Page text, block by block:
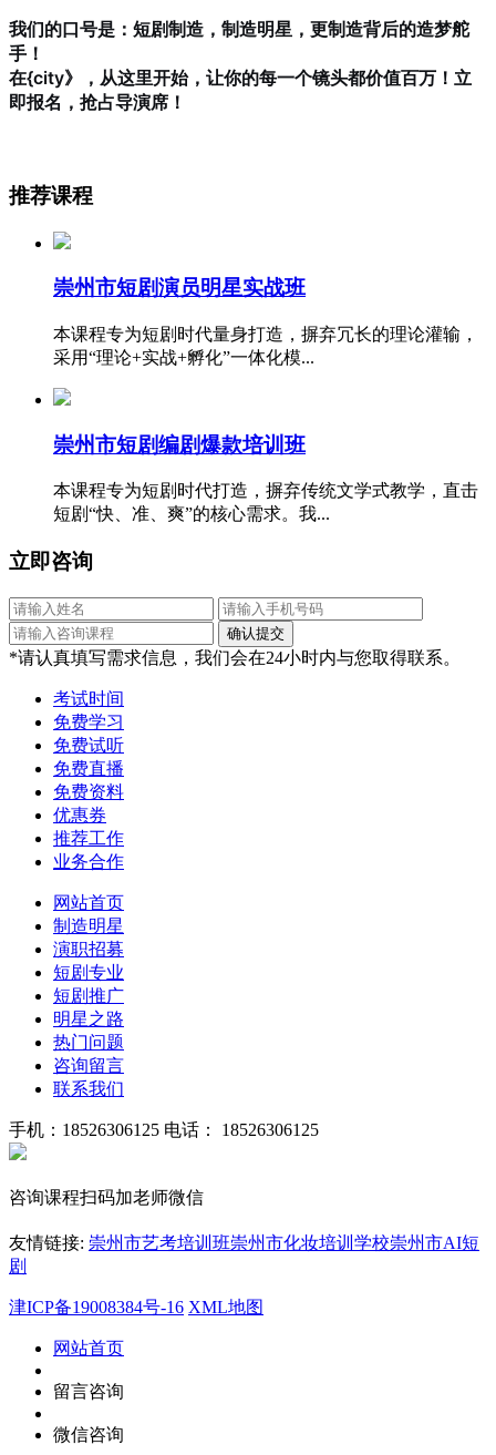
我们的口号是：短剧制造，制造明星，更制造背后的造梦舵
手！
在{city》，从这里开始，让你的每一个镜头都价值百万！立
即报名，抢占导演席！
推荐课程
崇州市短剧演员明星实战班
本课程专为短剧时代量身打造，摒弃冗长的理论灌输，
采用“理论+实战+孵化”一体化模...
崇州市短剧编剧爆款培训班
本课程专为短剧时代打造，摒弃传统文学式教学，直击
短剧“快、准、爽”的核心需求。我...
立即咨询
*请认真填写需求信息，我们会在24小时内与您取得联系。
考试时间
免费学习
免费试听
免费直播
免费资料
优惠券
推荐工作
业务合作
网站首页
制造明星
演职招募
短剧专业
短剧推广
明星之路
热门问题
咨询留言
联系我们
手机：18526306125 电话： 18526306125
咨询课程扫码加老师微信
友情链接: 崇州市艺考培训班崇州市化妆培训学校崇州市AI短
剧
津ICP备19008384号-16 XML地图
网站首页
留言咨询
微信咨询